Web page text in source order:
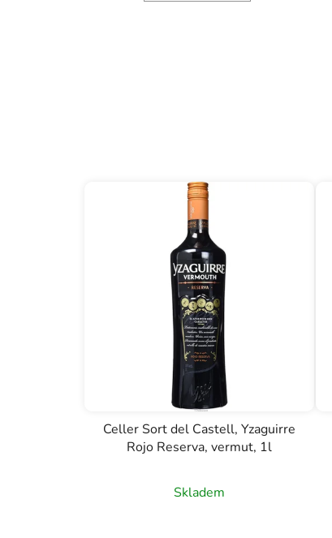
Celler Sort del Castell, Yzaguirre
Rojo Reserva, vermut, 1l
Skladem